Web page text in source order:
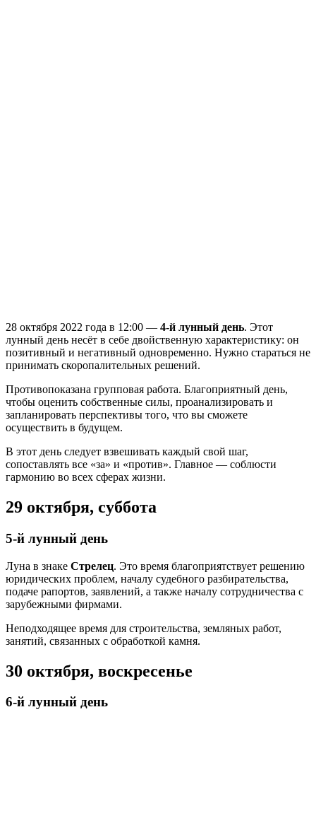
28 октября 2022 года в 12:00 — 4-й лунный день. Этот
лунный день несёт в себе двойственную характеристику: он
позитивный и негативный одновременно. Нужно стараться не
принимать скоропалительных решений.
Противопоказана групповая работа. Благоприятный день,
чтобы оценить собственные силы, проанализировать и
запланировать перспективы того, что вы сможете
осуществить в будущем.
В этот день следует взвешивать каждый свой шаг,
сопоставлять все «за» и «против». Главное — соблюсти
гармонию во всех сферах жизни.
29 октября, суббота
5-й лунный день
Луна в знаке Стрелец. Это время благоприятствует решению
юридических проблем, началу судебного разбирательства,
подаче рапортов, заявлений, а также началу сотрудничества с
зарубежными фирмами.
Неподходящее время для строительства, земляных работ,
занятий, связанных с обработкой камня.
30 октября, воскресенье
6-й лунный день